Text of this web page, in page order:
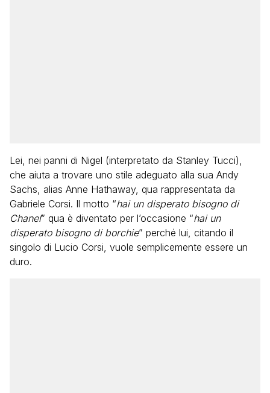
Lei, nei panni di Nigel (interpretato da Stanley Tucci),
che aiuta a trovare uno stile adeguato alla sua Andy
Sachs, alias Anne Hathaway, qua rappresentata da
Gabriele Corsi. Il motto “hai un disperato bisogno di
Chanel” qua è diventato per l’occasione “hai un
disperato bisogno di borchie” perché lui, citando il
singolo di Lucio Corsi, vuole semplicemente essere un
duro.